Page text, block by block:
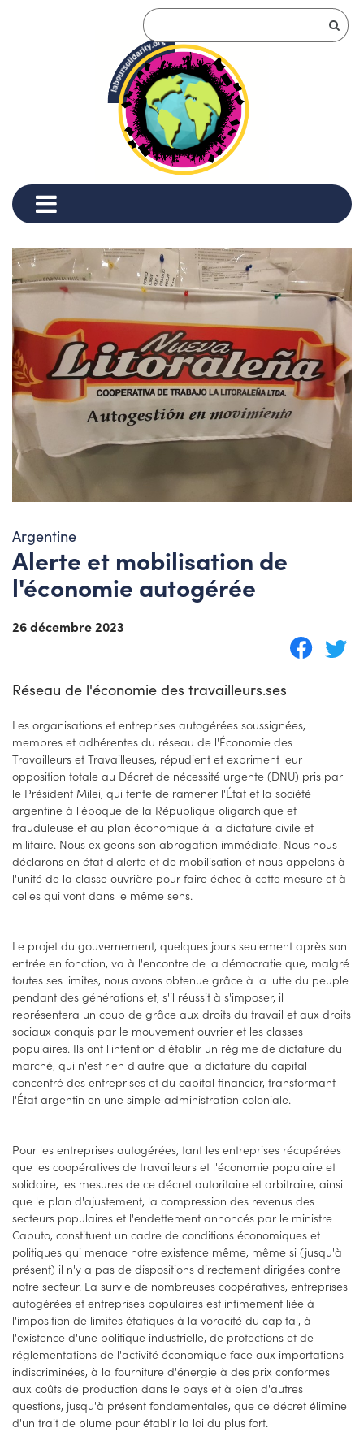
Argentine
Alerte et mobilisation de
l'économie autogérée
26 décembre 2023
Réseau de l'économie des travailleurs.ses
Les organisations et entreprises autogérées soussignées,
membres et adhérentes du réseau de l'Économie des
Travailleurs et Travailleuses, répudient et expriment leur
opposition totale au Décret de nécessité urgente (DNU) pris par
le Président Milei, qui tente de ramener l'État et la société
argentine à l'époque de la République oligarchique et
frauduleuse et au plan économique à la dictature civile et
militaire. Nous exigeons son abrogation immédiate. Nous nous
déclarons en état d'alerte et de mobilisation et nous appelons à
l'unité de la classe ouvrière pour faire échec à cette mesure et à
celles qui vont dans le même sens.
Le projet du gouvernement, quelques jours seulement après son
entrée en fonction, va à l'encontre de la démocratie que, malgré
toutes ses limites, nous avons obtenue grâce à la lutte du peuple
pendant des générations et, s'il réussit à s'imposer, il
représentera un coup de grâce aux droits du travail et aux droits
sociaux conquis par le mouvement ouvrier et les classes
populaires. Ils ont l'intention d'établir un régime de dictature du
marché, qui n'est rien d'autre que la dictature du capital
concentré des entreprises et du capital financier, transformant
l'État argentin en une simple administration coloniale.
Pour les entreprises autogérées, tant les entreprises récupérées
que les coopératives de travailleurs et l'économie populaire et
solidaire, les mesures de ce décret autoritaire et arbitraire, ainsi
que le plan d'ajustement, la compression des revenus des
secteurs populaires et l'endettement annoncés par le ministre
Caputo, constituent un cadre de conditions économiques et
politiques qui menace notre existence même, même si (jusqu'à
présent) il n'y a pas de dispositions directement dirigées contre
notre secteur. La survie de nombreuses coopératives, entreprises
autogérées et entreprises populaires est intimement liée à
l'imposition de limites étatiques à la voracité du capital, à
l'existence d'une politique industrielle, de protections et de
réglementations de l'activité économique face aux importations
indiscriminées, à la fourniture d'énergie à des prix conformes
aux coûts de production dans le pays et à bien d'autres
questions, jusqu'à présent fondamentales, que ce décret élimine
d'un trait de plume pour établir la loi du plus fort.